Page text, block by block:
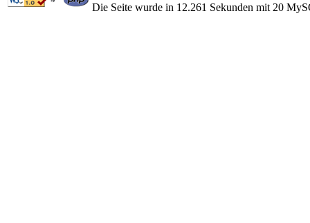
Die Seite wurde in 12.261 Sekunden mit 20